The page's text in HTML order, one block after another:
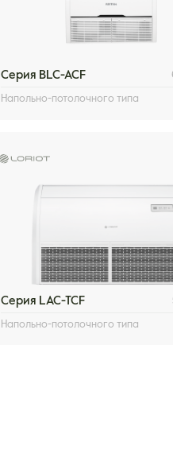
Серия BLC-ACF
Напольно-потолочного типа
Серия LAC-TCF
Напольно-потолочного типа